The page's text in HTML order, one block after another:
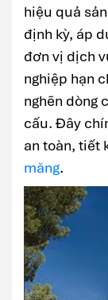
hiệu quả
định kỳ, áp
đơn vị dịch
nghiệp hạn
nghẽn dòng
cấu. Đây
an toàn, tiết
măng.